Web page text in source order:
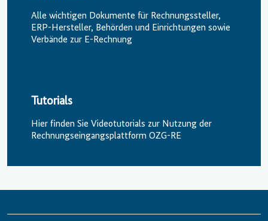
Alle wichtigen Dokumente für Rechnungssteller,
ERP-Hersteller, Behörden und Einrichtungen sowie
Verbände zur E-Rechnung
Tutorials
Hier finden Sie Videotutorials zur Nutzung der
Rechnungs­eingangs­plattform OZG-RE